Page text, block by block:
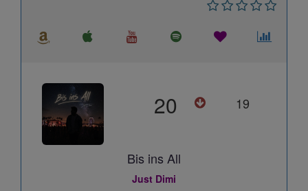
20 19
Bis ins All
Just Dimi